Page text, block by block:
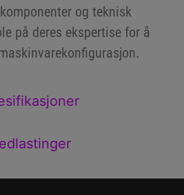
og teknisk
på deres ekspertise for å